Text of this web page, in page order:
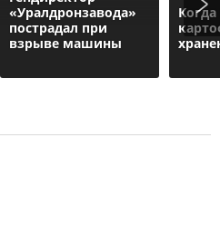
«Уралдронзавода»
пострадал при
взрыве машины